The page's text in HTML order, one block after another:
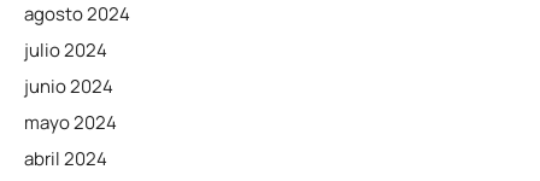
agosto 2024
julio 2024
junio 2024
mayo 2024
abril 2024